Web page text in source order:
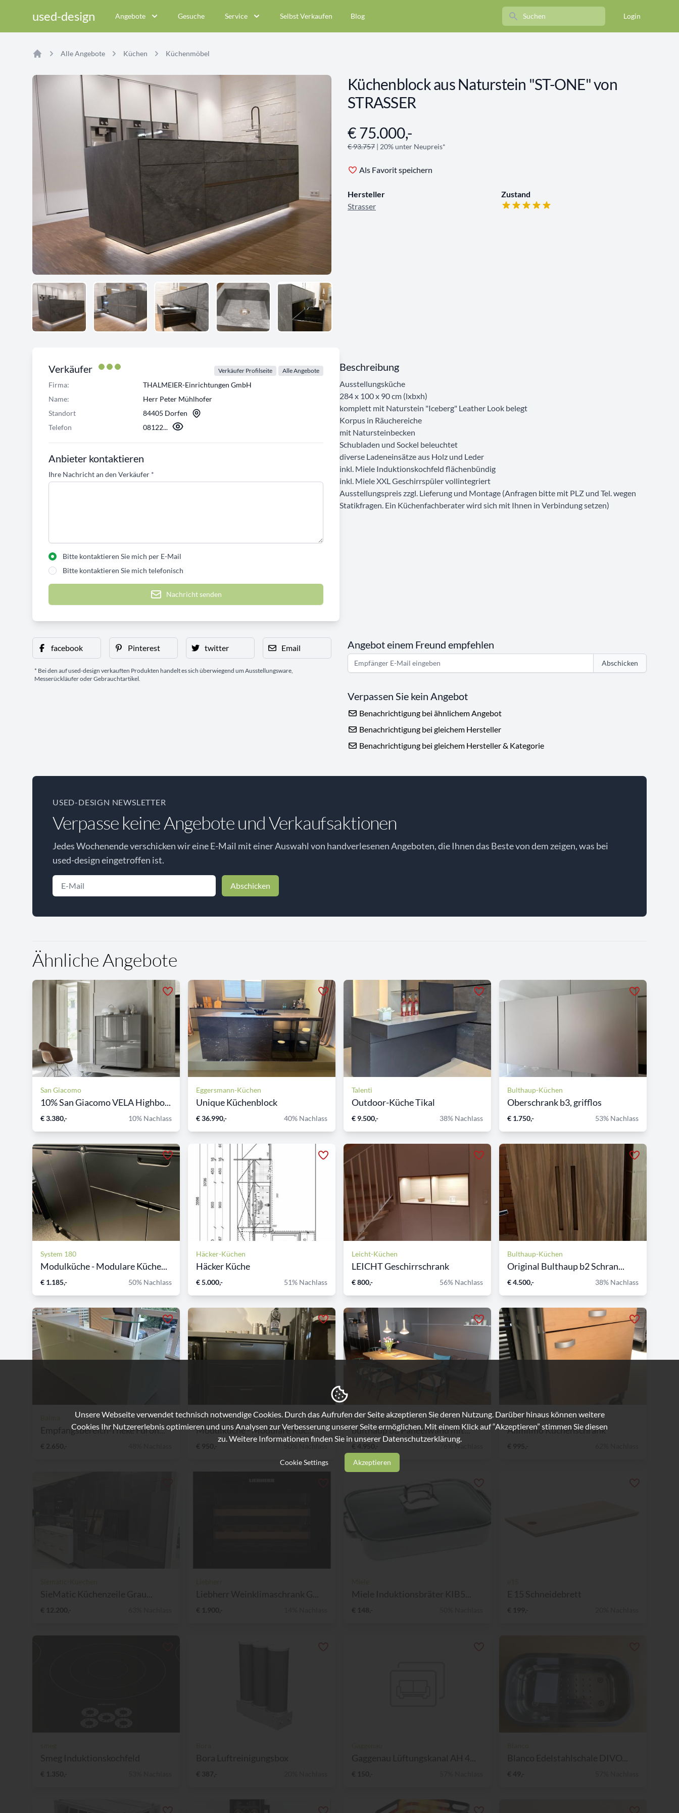
used-design Angebote Gesuche Service Selbst Verkaufen Blog Search Login
Alle Angebote Küchen Küchenmöbel
Küchenblock aus Naturstein "ST-ONE" von
STRASSER
Angebotsinformationen
€ 75.000,-
€ 93.757 | 20% unter Neupreis*
Als Favorit speichern
Hersteller
Strasser
Zustand
Verkäufer Verkäufer Profilseite Alle Angebote
Firma:
THALMEIER-Einrichtungen GmbH
Name:
Herr Peter Mühlhofer
Standort
84405 Dorfen
Telefon
08122...
Anbieter kontaktieren
Ihre Nachricht an den Verkäufer *
Bitte kontaktieren Sie mich per E-Mail
Bitte kontaktieren Sie mich telefonisch
Nachricht senden
Beschreibung
Ausstellungsküche
284 x 100 x 90 cm (lxbxh)
komplett mit Naturstein "Iceberg" Leather Look belegt
Korpus in Räuchereiche
mit Natursteinbecken
Schubladen und Sockel beleuchtet
diverse Ladeneinsätze aus Holz und Leder
inkl. Miele Induktionskochfeld flächenbündig
inkl. Miele XXL Geschirrspüler vollintegriert
Ausstellungspreis zzgl. Lieferung und Montage (Anfragen bitte mit PLZ und Tel. wegen
Statikfragen. Ein Küchenfachberater wird sich mit Ihnen in Verbindung setzen)
facebook Pinterest twitter Email
* Bei den auf used-design verkauften Produkten handelt es sich überwiegend um Ausstellungsware,
Messerückläufer oder Gebrauchtartikel.
Angebot einem Freund empfehlen
Abschicken
Verpassen Sie kein Angebot
Benachrichtigung bei ähnlichem Angebot
Benachrichtigung bei gleichem Hersteller
Benachrichtigung bei gleichem Hersteller & Kategorie
USED-DESIGN NEWSLETTER
Verpasse keine Angebote und Verkaufsaktionen
Jedes Wochenende verschicken wir eine E-Mail mit einer Auswahl von handverlesenen Angeboten, die Ihnen das Beste von dem zeigen, was bei
used-design eingetroffen ist.
Abschicken
Ähnliche Angebote
San Giacomo
10% San Giacomo VELA Highbo...
€ 3.380,- 10% Nachlass
Eggersmann-Küchen
Unique Küchenblock
€ 36.990,- 40% Nachlass
Talenti
Outdoor-Küche Tikal
€ 9.500,- 38% Nachlass
Bulthaup-Küchen
Oberschrank b3, grifflos
€ 1.750,- 53% Nachlass
System 180
Modulküche - Modulare Küche...
€ 1.185,- 50% Nachlass
Häcker-Küchen
Häcker Küche
€ 5.000,- 51% Nachlass
Leicht-Küchen
LEICHT Geschirrschrank
€ 800,- 56% Nachlass
Bulthaup-Küchen
Original Bulthaup b2 Schran...
€ 4.500,- 38% Nachlass
Empfangsbereich-Theke Furon...
€ 2.650,-
System 180
Modulküche - Modulare Küc...
€ 950,-
Bulthaup-Küchen
bulthaup b3 Paneelwand mit...
€ 4.950,- 76% Nachlass
Allmilmö-Küchen
Allmilmö Küchenschrank
€ 995,-
Unsere Webseite verwendet technisch notwendige Cookies. Durch das Aufrufen der Seite akzeptieren Sie deren Nutzung. Darüber hinaus können weitere
Cookies Ihr Nutzererlebnis optimieren und uns Analysen zur Verbesserung unserer Seite ermöglichen. Mit einem Klick auf “Akzeptieren” stimmen Sie diesen
zu. Weitere Informationen finden Sie in unserer Datenschutzerklärung.
Cookie Settings Akzeptieren